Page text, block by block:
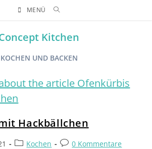
MENÜ
Kitchen
KOCHEN UND BACKEN
Hackbällchen
Kochen 0 Kommentare